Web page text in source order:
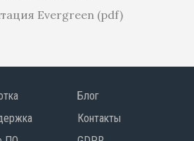
Evergreen (pdf)
Блог
Контакты